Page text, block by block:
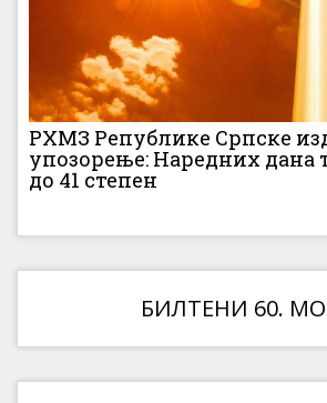
РХМЗ Републике Српске
упозорење: Наредних дана
до 41 степен
БИЛТЕНИ 60.